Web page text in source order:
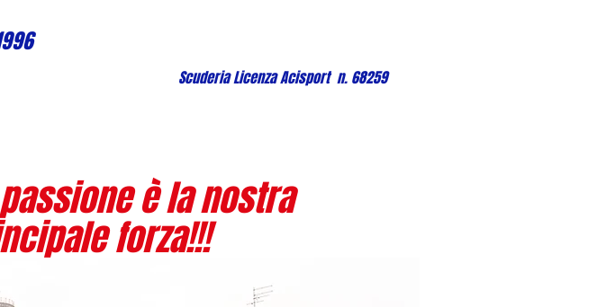
Scuderia Licenza Acisport n. 68259
è la nostra
forza!!!